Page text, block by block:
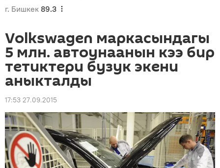
г. Бишкек 89.3
Volkswagen маркасындагы
5 млн. автоунаанын кээ бир
тетиктери бузук экени
аныкталды
17:53 27.09.2015